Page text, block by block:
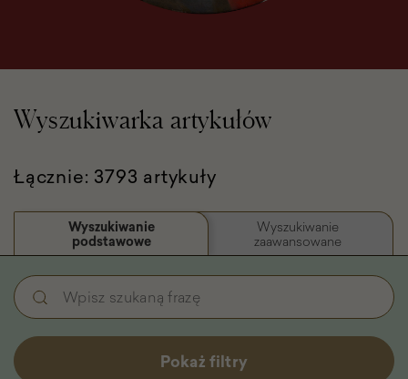
Wyszukiwarka artykułów
Łącznie: 3793 artykuły
Wyszukiwanie
podstawowe
Wyszukiwanie
zaawansowane
Wyszukiwanie
podstawowe
-
Filtry
Wpisz
szukaną
frazę
Pokaż filtry